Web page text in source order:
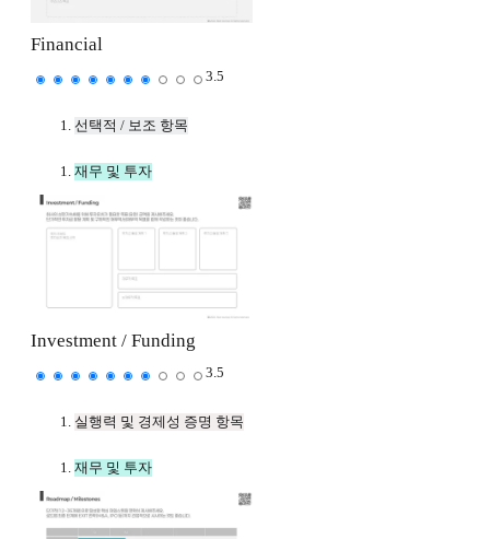
Financial
3.5
선택적 / 보조 항목
재무 및 투자
Investment / Funding
3.5
실행력 및 경제성 증명 항목
재무 및 투자